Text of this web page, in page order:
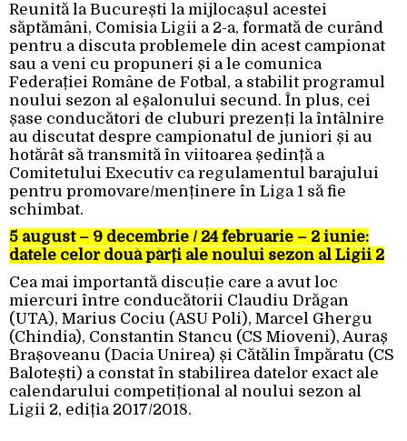
Reunită la București la mijlocașul acestei
săptămâni, Comisia Ligii a 2-a, formată de curând
pentru a discuta problemele din acest campionat
sau a veni cu propuneri și a le comunica
Federației Române de Fotbal, a stabilit programul
noului sezon al eșalonului secund. În plus, cei
șase conducători de cluburi prezenți la întâlnire
au discutat despre campionatul de juniori și au
hotărât să transmită în viitoarea ședință a
Comitetului Executiv ca regulamentul barajului
pentru promovare/menținere în Liga 1 să fie
schimbat.
5 august – 9 decembrie / 24 februarie – 2 iunie:
datele celor două părți ale noului sezon al Ligii 2
Cea mai importantă discuție care a avut loc
miercuri între conducătorii Claudiu Drăgan
(UTA), Marius Cociu (ASU Poli), Marcel Ghergu
(Chindia), Constantin Stancu (CS Mioveni), Auraș
Brașoveanu (Dacia Unirea) și Cătălin Împăratu (CS
Balotești) a constat în stabilirea datelor exact ale
calendarului competițional al noului sezon al
Ligii 2, ediția 2017/2018.